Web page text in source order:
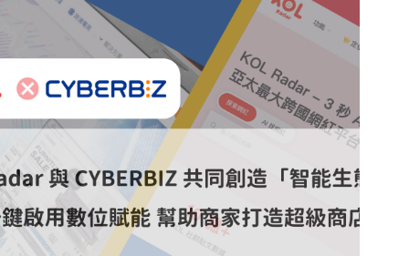
品與自有品牌，開設線上課程也是近期許多網紅選擇的
變現方式，讓我們一起來看看網紅開課的優勢與內容策